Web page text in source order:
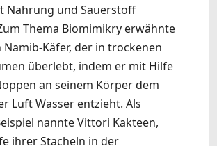
Nahrung und Sauerstoff
Thema Biomimikry erwähnte
Käfer, der in trockenen
überlebt, indem er mit Hilfe
an seinem Körper dem
Luft Wasser entzieht. Als
nannte Vittori Kakteen,
ihrer Stacheln in der